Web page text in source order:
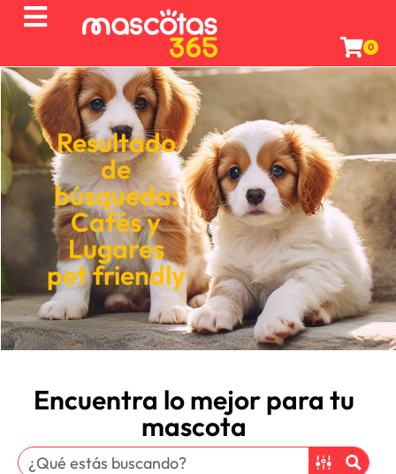
0
Resultado
de
búsqueda:
Cafésy
Lugares
pet friendly
Encuentra lo mejor para tu
mascota